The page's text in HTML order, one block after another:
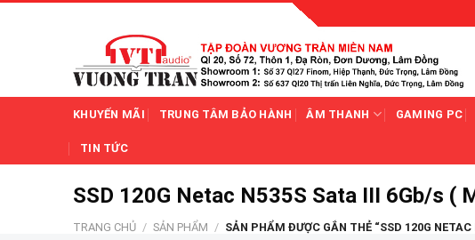
KHUYẾN MÃI TRUNG TÂM BẢO HÀNH ÂM THANH GAMING PC
TIN TỨC
SSD 120G Netac N535S Sata III 6Gb/s (
TRANG CHỦ / SẢN PHẨM / SẢN PHẨM ĐƯỢC GẮN THẺ “SSD 120G